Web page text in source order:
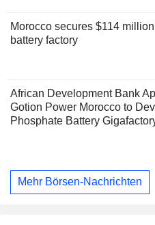
Morocco secures $114
battery factory
African Development Bank
Gotion Power Morocco to
Phosphate Battery
Mehr Börsen-Nachrichten